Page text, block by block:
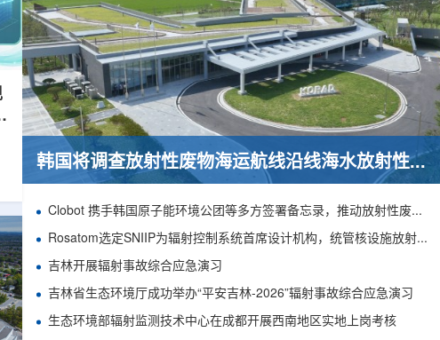
韩国将调查放射性废物海运航线沿线海水放射性水平
Clobot 携手韩国原子能环境公团等多方签署备忘录，推动放射性废物安全管理多机型机器人示范
Rosatom选定SNIIP为辐射控制系统首席设计机构，统管核设施放射仪表标准化与进口替代保障
吉林开展辐射事故综合应急演习
吉林省生态环境厅成功举办“平安吉林-2026”辐射事故综合应急演习
生态环境部辐射监测技术中心在成都开展西南地区实地上岗考核